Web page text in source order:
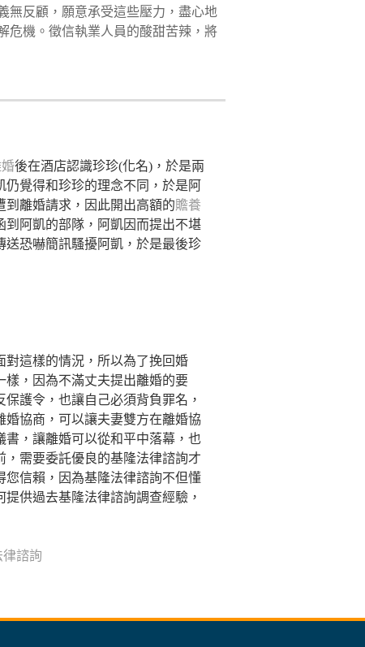
無反顧，願意承受這些壓力，盡心地
危機。徵信執業人員的酸甜苦辣，將
後在酒店認識珍珍(化名)，於是兩
覺得和珍珍的理念不同，於是阿
離婚請求，因此開出高額的贍養
阿凱的部隊，阿凱因而提出不堪
恐嚇簡訊騷擾阿凱，於是最後珍
對這樣的情況，所以為了挽回婚
樣，因為不滿丈夫提出離婚的要
護令，也讓自己必須背負罪名，
協商，可以讓夫妻雙方在離婚協
，讓離婚可以從和平中落幕，也
需要委託優良的基隆法律諮詢才
信賴，因為基隆法律諮詢不但懂
提供過去基隆法律諮詢調查經驗，
律諮詢